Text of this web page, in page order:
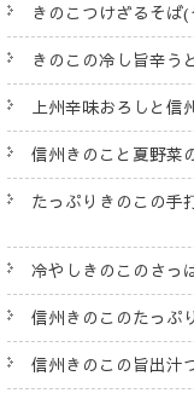
きのこつけざるそば
きのこの冷し旨辛う
上州辛味おろしと信
信州きのこと夏野菜
たっぷりきのこの手
冷やしきのこのさっ
信州きのこのたっぷ
信州きのこの旨出汁